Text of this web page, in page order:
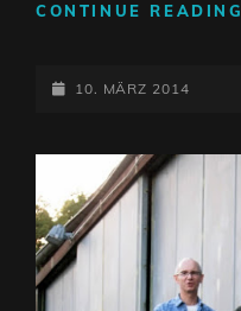
CONTINUE READING
POSTED-
10. MÄRZ 2014